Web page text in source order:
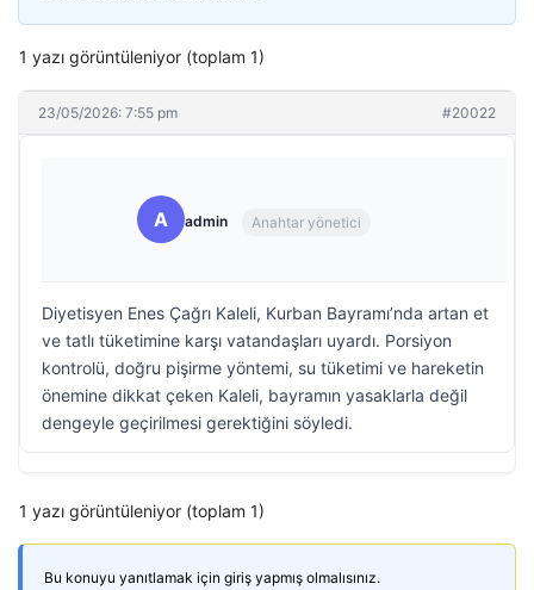
1 yazı görüntüleniyor (toplam 1)
23/05/2026: 7:55 pm #20022
A admin Anahtar yönetici
Diyetisyen Enes Çağrı Kaleli, Kurban Bayramı’nda artan et
ve tatlı tüketimine karşı vatandaşları uyardı. Porsiyon
kontrolü, doğru pişirme yöntemi, su tüketimi ve hareketin
önemine dikkat çeken Kaleli, bayramın yasaklarla değil
dengeyle geçirilmesi gerektiğini söyledi.
1 yazı görüntüleniyor (toplam 1)
Bu konuyu yanıtlamak için giriş yapmış olmalısınız.